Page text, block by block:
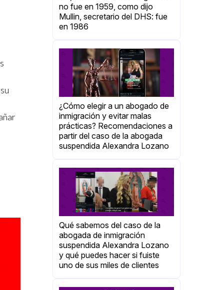
no fue en 1959, como dijo
Mullin, secretario del DHS: fue
en 1986
¿Cómo elegir a un abogado de
inmigración y evitar malas
prácticas? Recomendaciones a
partir del caso de la abogada
suspendida Alexandra Lozano
Qué sabemos del caso de la
abogada de inmigración
suspendida Alexandra Lozano
y qué puedes hacer si fuiste
uno de sus miles de clientes